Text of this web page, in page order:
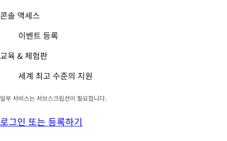
콘솔 액세스
이벤트 등록
교육 & 체험판
세계 최고 수준의 지원
일부 서비스는 서브스크립션이 필요합니다.
로그인 또는 등록하기